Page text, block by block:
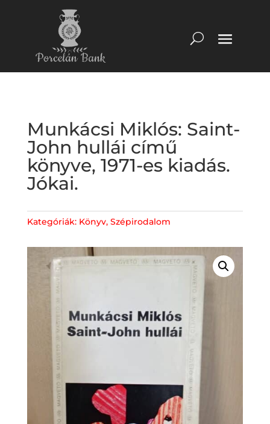
Munkácsi Miklós: Saint-
John hullái című
könyve, 1971-es kiadás.
Jókai.
Kategóriák: Könyv, Szépirodalom